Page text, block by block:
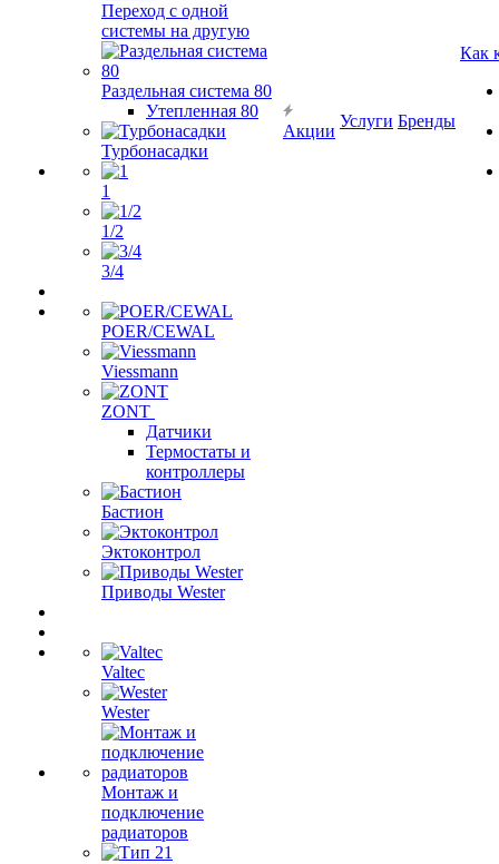
Переход с одной
системы на другую
Раздельная система 80
Утепленная 80
Турбонасадки
1
1/2
3/4
POER/CEWAL
Viessmann
ZONT
Датчики
Термостаты и
контроллеры
Бастион
Эктоконтрол
Приводы Wester
Valtec
Wester
Монтаж и
подключение
радиаторов
Акции
Услуги Бренды
Как